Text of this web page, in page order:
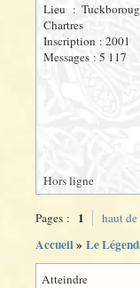
Lieu :
Chartres
Inscription : 2001
Messages : 5 117
Hors ligne
Pages : 1 haut de
Accueil» Le
Atteindre